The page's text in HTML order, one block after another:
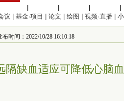
议 基金·项目 论文 绘图 视频·直播
时间：2022/10/28 16:10:18
隔缺血适应可降低心脑